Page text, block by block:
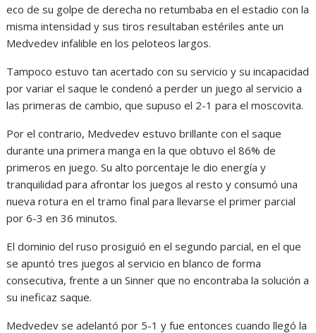
eco de su golpe de derecha no retumbaba en el estadio con la
misma intensidad y sus tiros resultaban estériles ante un
Medvedev infalible en los peloteos largos.
Tampoco estuvo tan acertado con su servicio y su incapacidad
por variar el saque le condenó a perder un juego al servicio a
las primeras de cambio, que supuso el 2-1 para el moscovita.
Por el contrario, Medvedev estuvo brillante con el saque
durante una primera manga en la que obtuvo el 86% de
primeros en juego. Su alto porcentaje le dio energía y
tranquilidad para afrontar los juegos al resto y consumó una
nueva rotura en el tramo final para llevarse el primer parcial
por 6-3 en 36 minutos.
El dominio del ruso prosiguió en el segundo parcial, en el que
se apuntó tres juegos al servicio en blanco de forma
consecutiva, frente a un Sinner que no encontraba la solución a
su ineficaz saque.
Medvedev se adelantó por 5-1 y fue entonces cuando llegó la